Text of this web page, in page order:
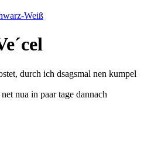
Weiß
durch ich dsagsmal nen kumpel
nua in paar tage dannach